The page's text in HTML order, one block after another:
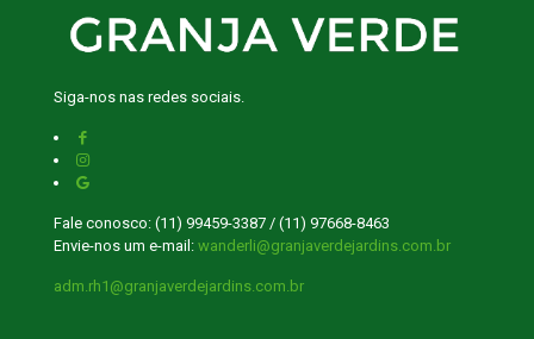
Siga-nos nas redes sociais.
Fale conosco: (11) 99459-3387 / (11) 97668-8463
Envie-nos um e-mail: wanderli@granjaverdejardins.com.br
adm.rh1@granjaverdejardins.com.br